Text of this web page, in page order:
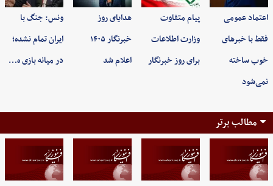
اعتماد عمومی
فقط با خبرهای
خوب ساخته
نمی‌شود
پیام متفاوت
وزارت اطلاعات
برای روز خبرنگار
هدایای روز
خبرنگار ۱۴۰۵
اعلام شد
ونس: جنگ با
ایران تمام نشده؛
در میانه بازی ه…
مطالب برتر